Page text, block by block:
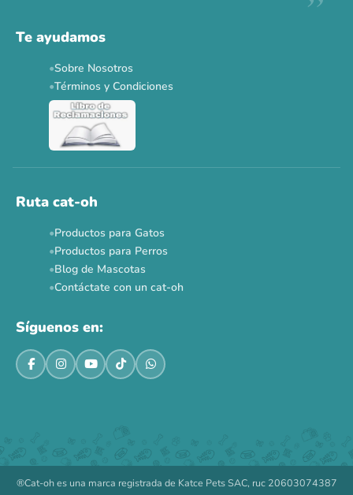
Ver todas las promos 🐾
Te ayudamos
Sobre Nosotros
Términos y Condiciones
Ruta cat-oh
Productos para Gatos
Productos para Perros
Blog de Mascotas
Contáctate con un cat-oh
Síguenos en:
®Cat-oh es una marca registrada de Katce Pets SAC, ruc 20603074387